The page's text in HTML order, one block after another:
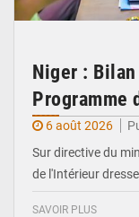
Niger :
Programme
6 août 2026
Sur directive du
de l'Intérieur
SAVOIR PLUS